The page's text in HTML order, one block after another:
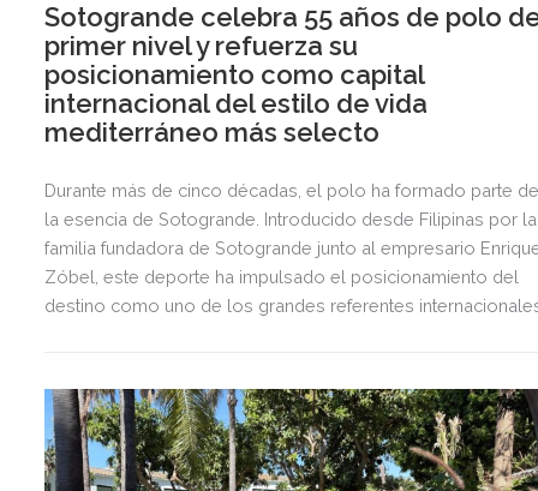
Sotogrande celebra 55 años de polo
primer nivel y refuerza su
posicionamiento como capital
internacional del estilo de vida
mediterráneo más selecto
Durante más de cinco décadas, el polo ha formado parte
la esencia de Sotogrande. Introducido desde Filipinas por la
familia fundadora de Sotogrande junto al empresario
Zóbel, este deporte ha impulsado el posicionamiento del
destino como uno de los grandes referentes
exclusiva agenda social.